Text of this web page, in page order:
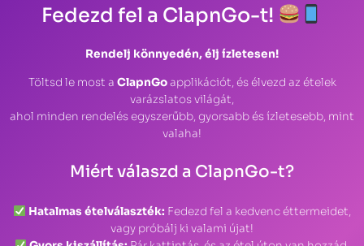
Fedezd fel a ClapnGo-t!
Rendelj könnyedén, élj ízletesen!
Töltsd le most a ClapnGoapplikációt, és élvezd az ételek
varázslatos világát,
ahol minden rendelés egyszerűbb, gyorsabb és ízletesebb, mint
valaha!
Miért válaszd a ClapnGo-t?
Hatalmas ételválaszték: Fedezd fel a kedvenc éttermeidet,
vagy próbálj ki valami újat!